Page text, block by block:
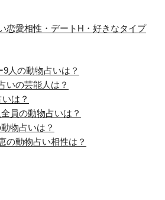
恋愛相性・デートH・好きなタイプ
人の動物占いは？
いの芸能人は？
は？
員の動物占いは？
物占いは？
の動物占い相性は？